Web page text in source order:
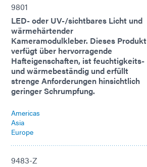
9801
LED- oder UV-/sichtbares Licht und
wärmehärtender
Kameramodulkleber. Dieses Produkt
verfügt über hervorragende
Hafteigenschaften, ist feuchtigkeits-
und wärmebeständig und erfüllt
strenge Anforderungen hinsichtlich
geringer Schrumpfung.
Americas
Asia
Europe
9483-Z